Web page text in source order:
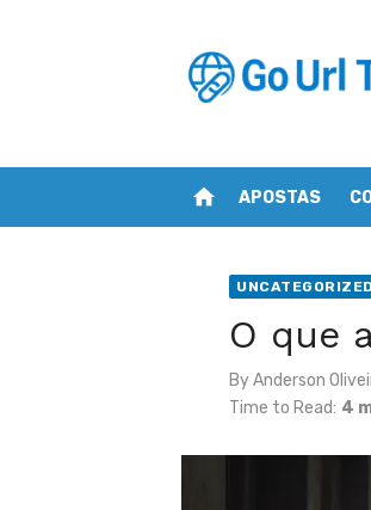
home APOSTAS
UNCATEGORIZED
O que
ByAnderson
Time to Read: 4